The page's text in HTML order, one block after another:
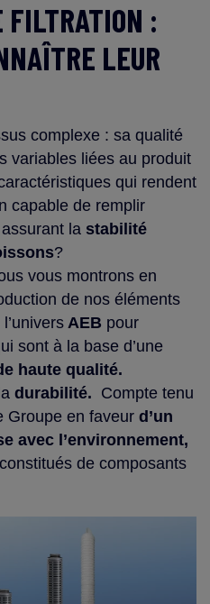
FILTRATION :
LEUR
complexe : sa qualité
variables liées au produit
qui rendent
capable de remplir
la stabilité
?
vous montrons en
de nos éléments
AEB pour
sont à la base d’une
haute qualité.
durabilité. Compte tenu
Groupe en faveur d’un
avec l’environnement,
de composants